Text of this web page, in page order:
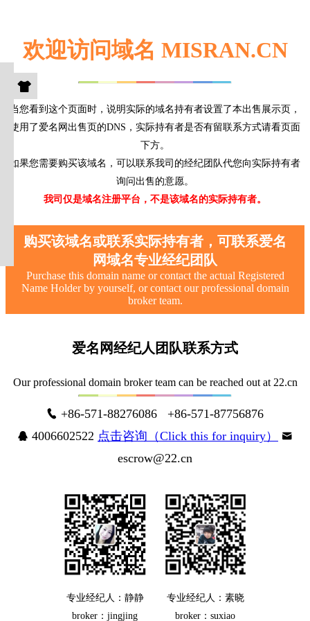
欢迎访问域名 MISRAN.CN
当您看到这个页面时，说明实际的域名持有者设置了本出售展示页，
使用了爱名网出售页的DNS，实际持有者是否有留联系方式请看页面
下方。
如果您需要购买该域名，可以联系我司的经纪团队代您向实际持有者
询问出售的意愿。
我司仅是域名注册平台，不是该域名的实际持有者。
购买该域名或联系实际持有者，可联系爱名
网域名专业经纪团队
Purchase this domain name or contact the actual Registered
Name Holder by yourself, or contact our professional domain
broker team.
爱名网经纪人团队联系方式
Our professional domain broker team can be reached out at 22.cn
+86-571-88276086 +86-571-87756876
4006602522 点击咨询（Click this for inquiry）
escrow@22.cn
专业经纪人：静静
broker：jingjing
专业经纪人：素晓
broker：suxiao